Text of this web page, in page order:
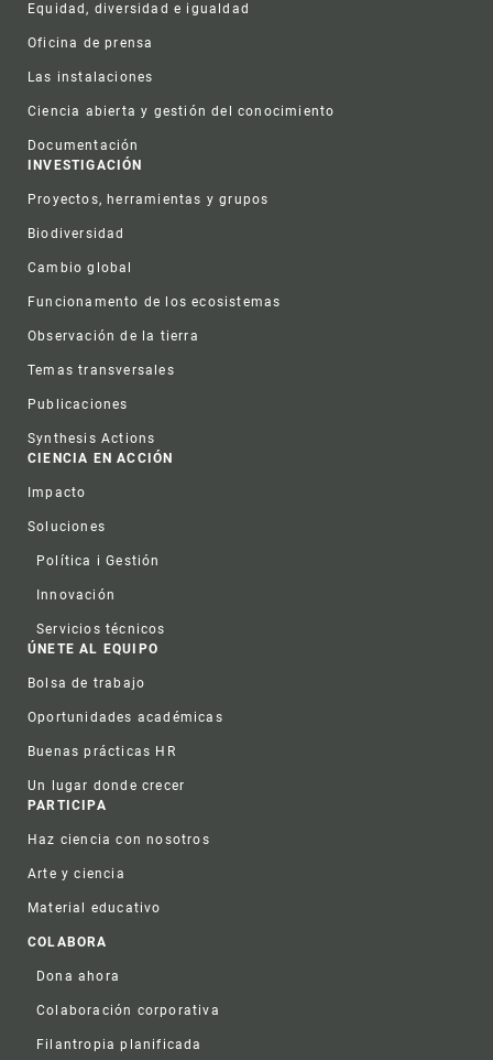
Equidad, diversidad e igualdad
Oficina de prensa
Las instalaciones
Ciencia abierta y gestión del conocimiento
Documentación
INVESTIGACIÓN
Proyectos, herramientas y grupos
Biodiversidad
Cambio global
Funcionamento de los ecosistemas
Observación de la tierra
Temas transversales
Publicaciones
Synthesis Actions
CIENCIA EN ACCIÓN
Impacto
Soluciones
Política i Gestión
Innovación
Servicios técnicos
ÚNETE AL EQUIPO
Bolsa de trabajo
Oportunidades académicas
Buenas prácticas HR
Un lugar donde crecer
PARTICIPA
Haz ciencia con nosotros
Arte y ciencia
Material educativo
COLABORA
Dona ahora
Colaboración corporativa
Filantropia planificada